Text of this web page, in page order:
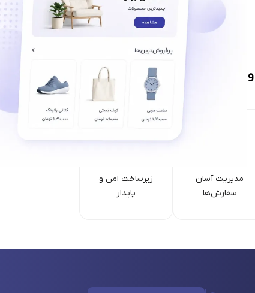
حرفه‌ای
مدیریت آسان
سفارش‌ها
زیرساخت امن‌ و
پایدار